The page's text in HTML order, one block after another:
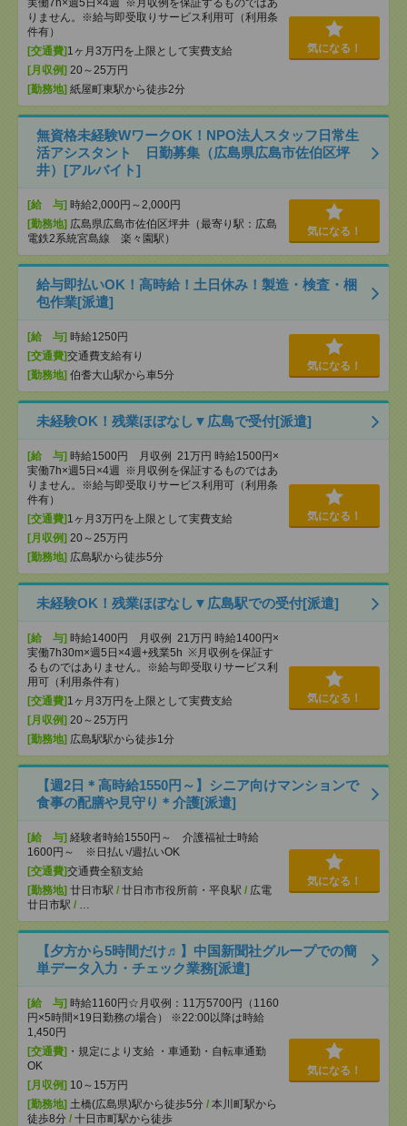
実働7h×週5日×4週 ※月収例を保証するものではあ
りません。※給与即受取りサービス利用可（利用条
件有）
[交通費] 1ヶ月3万円を上限として実費支給
[月収例] 20～25万円
[勤務地] 紙屋町東駅から徒歩2分
気になる！
無資格未経験WワークOK！NPO法人スタッフ日常生
活アシスタント 日勤募集（広島県広島市佐伯区坪
井）[アルバイト]
[給 与] 時給2,000円～2,000円
[勤務地] 広島県広島市佐伯区坪井（最寄り駅：広島
電鉄2系統宮島線 楽々園駅）
気になる！
給与即払いOK！高時給！土日休み！製造・検査・梱
包作業[派遣]
[給 与] 時給1250円
[交通費]交通費支給有り
[勤務地] 伯耆大山駅から車5分
気になる！
未経験OK！残業ほぼなし▼広島で受付[派遣]
[給 与] 時給1500円 月収例 21万円 時給1500円×
実働7h×週5日×4週 ※月収例を保証するものではあ
りません。※給与即受取りサービス利用可（利用条
件有）
[交通費] 1ヶ月3万円を上限として実費支給
[月収例] 20～25万円
[勤務地] 広島駅から徒歩5分
気になる！
未経験OK！残業ほぼなし▼広島駅での受付[派遣]
[給 与] 時給1400円 月収例 21万円 時給1400円×
実働7h30m×週5日×4週+残業5h ※月収例を保証す
るものではありません。※給与即受取りサービス利
用可（利用条件有）
[交通費] 1ヶ月3万円を上限として実費支給
[月収例] 20～25万円
[勤務地] 広島駅駅から徒歩1分
気になる！
【週2日＊高時給1550円～】シニア向けマンションで
食事の配膳や見守り＊介護[派遣]
[給 与] 経験者時給1550円～ 介護福祉士時給
1600円～ ※日払い/週払いOK
[交通費]交通費全額支給
[勤務地] 廿日市駅 / 廿日市市役所前・平良駅 / 広電
廿日市駅 / …
気になる！
【夕方から5時間だけ♬】中国新聞社グループでの簡
単データ入力・チェック業務[派遣]
[給 与] 時給1160円☆月収例：11万5700円（1160
円×5時間×19日勤務の場合） ※22:00以降は時給
1,450円
[交通費] ・規定により支給 ・車通勤・自転車通勤
OK
[月収例] 10～15万円
[勤務地] 土橋(広島県)駅から徒歩5分 / 本川町駅から
徒歩8分 / 十日市町駅から徒歩
気になる！